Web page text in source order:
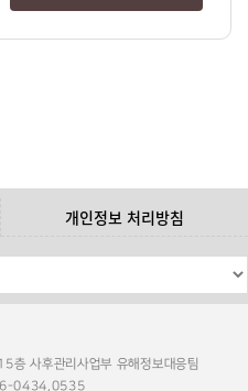
개인정보 처리방침
층 사후관리사업부 유해정보대응팀
0434,0535